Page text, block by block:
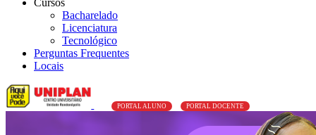
Cursos
Bacharelado
Licenciatura
Tecnológico
Perguntas Frequentes
Locais
PORTAL ALUNO PORTAL DOCENTE